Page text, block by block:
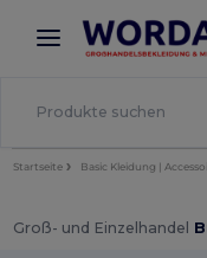
× Wordans
Bessere Preise
Startseite Basic Kleidung |
Groß- und Einzelhandel